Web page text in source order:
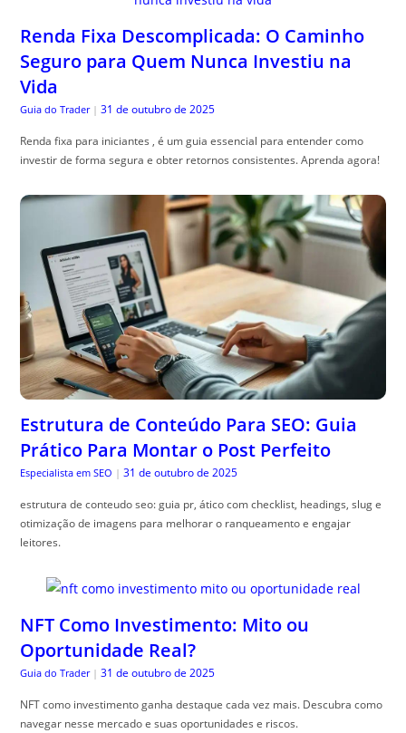
Renda Fixa Descomplicada: O Caminho
Seguro para Quem Nunca Investiu na
Vida
Guia do Trader | 31 de outubro de 2025
Renda fixa para iniciantes , é um guia essencial para entender como
investir de forma segura e obter retornos consistentes. Aprenda agora!
Estrutura de Conteúdo Para SEO: Guia
Prático Para Montar o Post Perfeito
Especialista em SEO | 31 de outubro de 2025
estrutura de conteudo seo: guia pr, ático com checklist, headings, slug e
otimização de imagens para melhorar o ranqueamento e engajar
leitores.
NFT Como Investimento: Mito ou
Oportunidade Real?
Guia do Trader | 31 de outubro de 2025
NFT como investimento ganha destaque cada vez mais. Descubra como
navegar nesse mercado e suas oportunidades e riscos.